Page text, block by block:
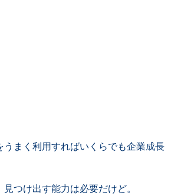
うまく利用すればいくらでも企業成長
つけ出す能力は必要だけど。